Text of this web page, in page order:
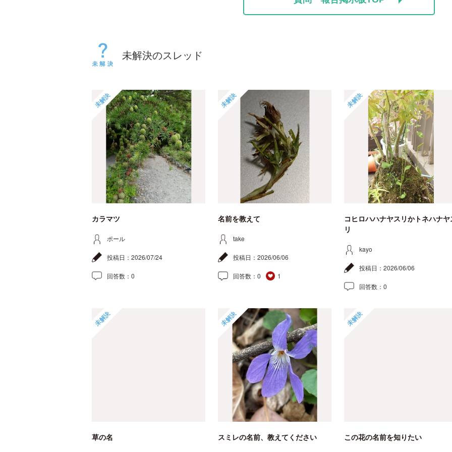
未解決のスレッド
未解決
カラマツ
ポール
投稿日： 2026/07/24
回答数： 0
未解決
名前を教えて
take
投稿日： 2026/06/06
回答数： 0 1
未解決
コヒロハハナヤスリかトネハナヤ
リ
kayo
投稿日： 2026/06/06
回答数： 0
未解決
草の名
未解決
スミレの名前、教えてください
未解決
この花の名前を知りたい